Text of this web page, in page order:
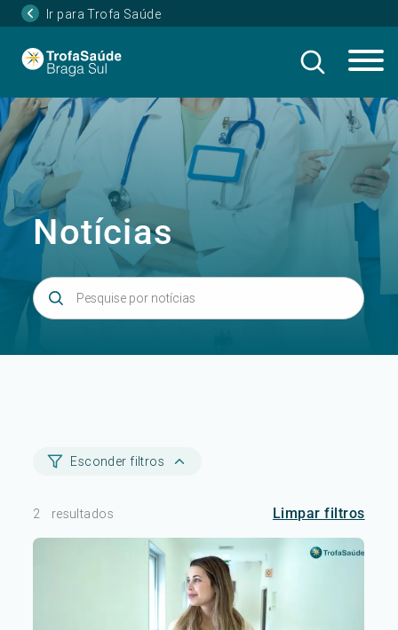
Ir para Trofa Saúde
Notícias
Esconder filtros
2 resultados Limpar filtros